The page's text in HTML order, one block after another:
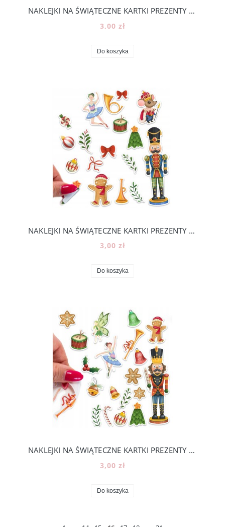
NAKLEJKI NA ŚWIĄTECZNE KARTKI PREZENTY KALENDARZ ADWENTOWY -ROZMIAR A5 [16]
3,00 zł
Do koszyka
NAKLEJKI NA ŚWIĄTECZNE KARTKI PREZENTY KALENDARZ ADWENTOWY -ROZMIAR A5 [17]
3,00 zł
Do koszyka
NAKLEJKI NA ŚWIĄTECZNE KARTKI PREZENTY KALENDARZ ADWENTOWY -ROZMIAR A5 [18]
3,00 zł
Do koszyka